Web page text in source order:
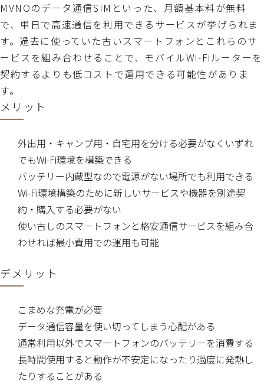
MVNOのデータ通信SIMといった、月額基本料が無料
で、単日で高速通信を利用できるサービスが挙げられま
す。過去に使っていた古いスマートフォンとこれらのサ
ービスを組み合わせることで、モバイルWi-Fiルーターを
契約するよりも低コストで運用できる可能性がありま
す。
メリット
外出用・キャンプ用・自宅用を分ける必要がなくいずれ
でもWi-Fi環境を構築できる
バッテリー内蔵型なので電源がない場所でも利用できる
Wi-Fi環境構築のために新しいサービスや機器を別途契
約・購入する必要がない
使い古しのスマートフォンと格安通信サービスを組み合
わせれば最小費用での運用も可能
デメリット
こまめな充電が必要
データ通信容量を使い切ってしまう心配がある
通常利用以外でスマートフォンのバッテリーを消費する
長時間使用すると動作が不安定になったり過度に発熱し
たりすることがある